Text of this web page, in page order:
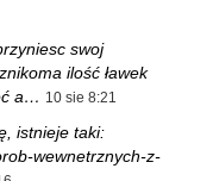
swoj
ilość ławek
a… 10 sie 8:21
istnieje taki:
wewnetrznych-z-